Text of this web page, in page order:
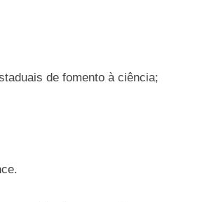
de fomento à ciência;